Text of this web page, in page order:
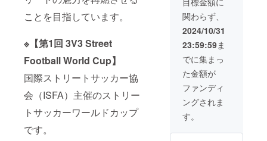
ことを目指しています。
※【第1回 3V3 Street
Football World Cup】
国際ストリートサッカー協
会（ISFA）主催のストリー
トサッカーワールドカップ
です。
フォー
ム-背中-
スポン
掲載名
の記載
を備考
欄にお
願いし
ます ※
ロゴの
やりと
ゴ ・掲
載サイ
ズ：小
（５０
cm2以
下で設
定） ・
支援
時、必
ず備考
欄に希
前をご
2024年
12月1日
（予
定）〜
2025年
3月31日
（予
定） └
始期が
ずれた
場合
様にず
関わらず、
2024/10/31
23:59:59ま
でに集まっ
た金額が
ファンディ
ングされま
す。